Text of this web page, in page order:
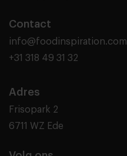
Contact
info@foodinspiration.com
+31 318 49 31 32
Adres
Frisopark 2
6711 WZ Ede